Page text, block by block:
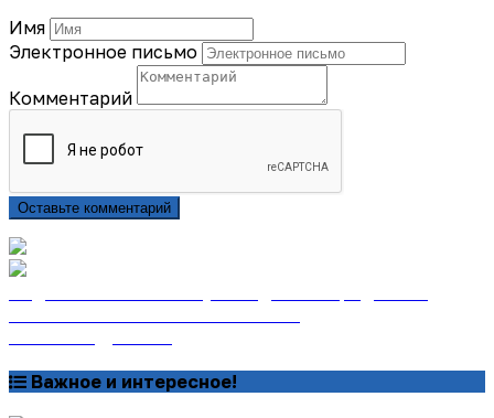
Имя
Электронное письмо
Комментарий
Оставьте комментарий
Важное и интересное!